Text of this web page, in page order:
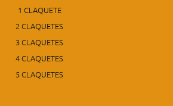
1 CLAQUETE
2 CLAQUETES
3 CLAQUETES
4 CLAQUETES
5 CLAQUETES